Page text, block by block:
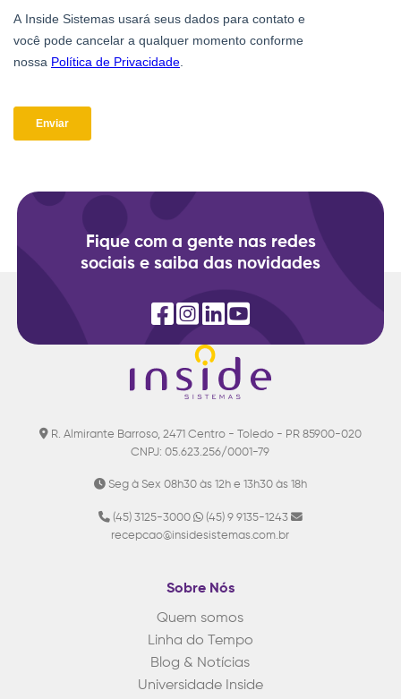
Fique com a gente nas redes
sociais e saiba das novidades
R. Almirante Barroso, 2471 Centro - Toledo - PR 85900-020
CNPJ: 05.623.256/0001-79
Seg à Sex 08h30 às 12h e 13h30 às 18h
(45) 3125-3000
(45) 9 9135-1243
recepcao@insidesistemas.com.br
Sobre Nós
Quem somos
Linha do Tempo
Blog & Notícias
Universidade Inside